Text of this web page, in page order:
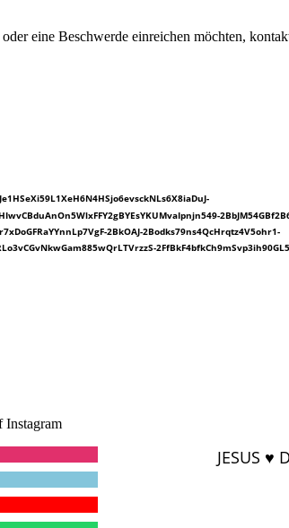
eine Beschwerde einreichen möchten,
2BkOAJ-2Bodks79ns4QcHrqtz4V5ohr1-
Instagram
JESUS ♥